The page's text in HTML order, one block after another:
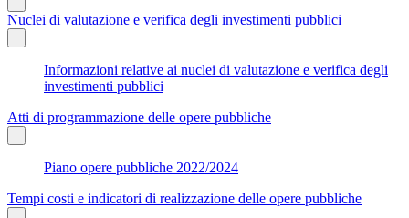
Nuclei di valutazione e verifica degli investimenti pubblici
Informazioni relative ai nuclei di valutazione e verifica degli
investimenti pubblici
Atti di programmazione delle opere pubbliche
Piano opere pubbliche 2022/2024
Tempi costi e indicatori di realizzazione delle opere pubbliche